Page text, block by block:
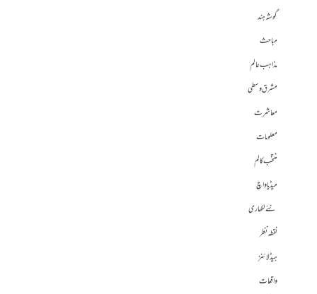
گوشہ ہند
مباحث
مذاہب عالم
مشرق وسطی
معاشرت
معلومات
منتخب کالم
میڈیا واچ
نئے لکھاری
نقطہ نظر
ہیڈلائنز
واقعات